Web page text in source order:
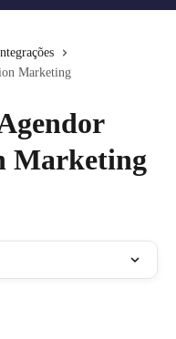
Marketing
Marketing